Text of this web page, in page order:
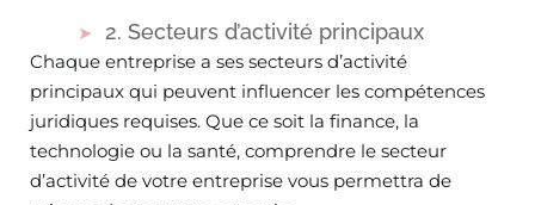
2. Secteurs d’activité principaux
Chaque entreprise a ses secteurs d’activité
principaux qui peuvent influencer les compétences
juridiques requises. Que ce soit la finance, la
technologie ou la santé, comprendre le secteur
d’activité de votre entreprise vous permettra de